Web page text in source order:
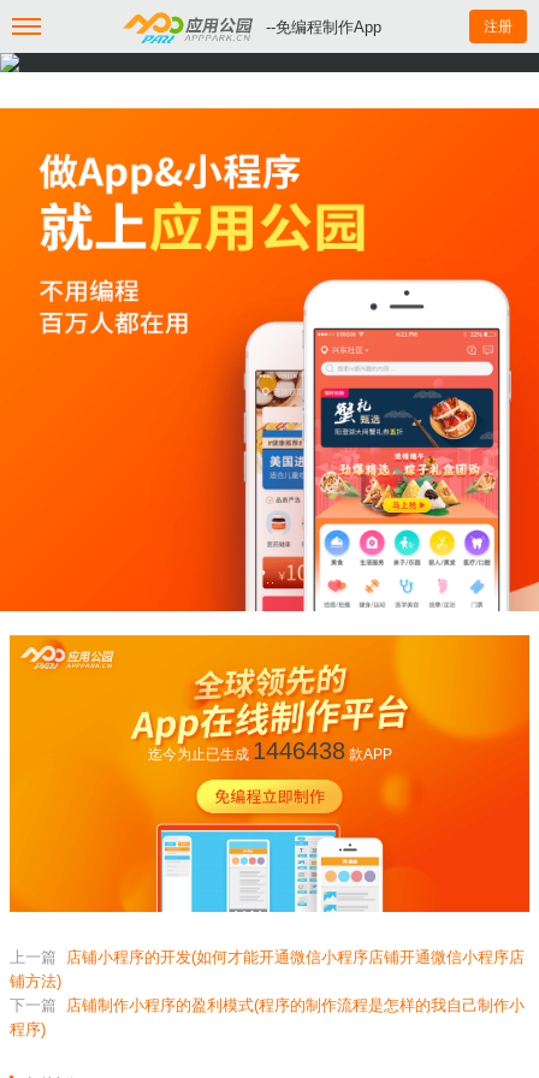
--免编程制作App 注册
迄今为止已生成 1446438款APP
上一篇
店铺小程序的开发(如何才能开通微信小程序店铺开通微信小程序店
铺方法)
下一篇
店铺制作小程序的盈利模式(程序的制作流程是怎样的我自己制作小
程序)